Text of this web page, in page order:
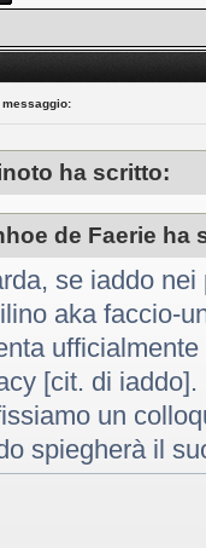
messaggio:
ha scritto:
de Faerie ha
se iaddo
aka faccio-
[cit. di iaddo].
un
spiegherà il